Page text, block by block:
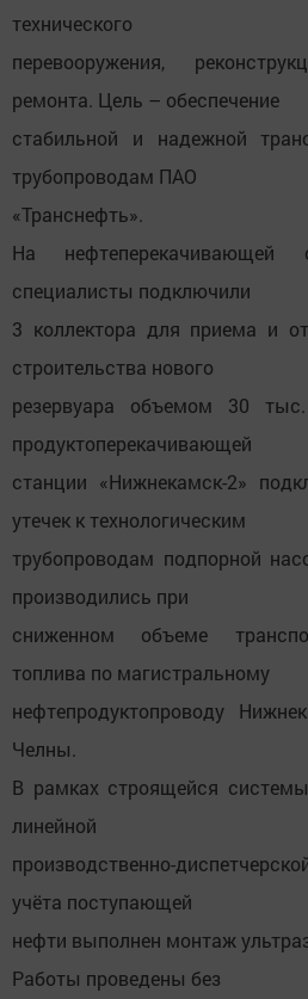
технического
перевооружения,
ремонта. Цель – обеспечение
стабильной и надежной
трубопроводам ПАО
«Транснефть».
На нефтеперекачивающей
специалисты подключили
3 коллектора для приема и
строительства нового
резервуара объемом 30
продуктоперекачивающей
станции «Нижнекамск-2»
утечек к технологическим
трубопроводам подпорной
производились при
сниженном объеме
топлива по магистральному
нефтепродуктопроводу
Челны.
В рамках строящейся
линейной
производственно-
учёта поступающей
нефти выполнен монтаж
Работы проведены без